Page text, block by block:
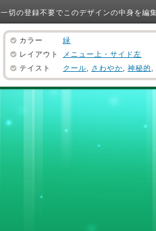
一切の登録不要でこのデザインの中身を編
カラー
緑
レイアウト
メニュー上・サイド左
テイスト
クール, さわやか, 神秘的 ,